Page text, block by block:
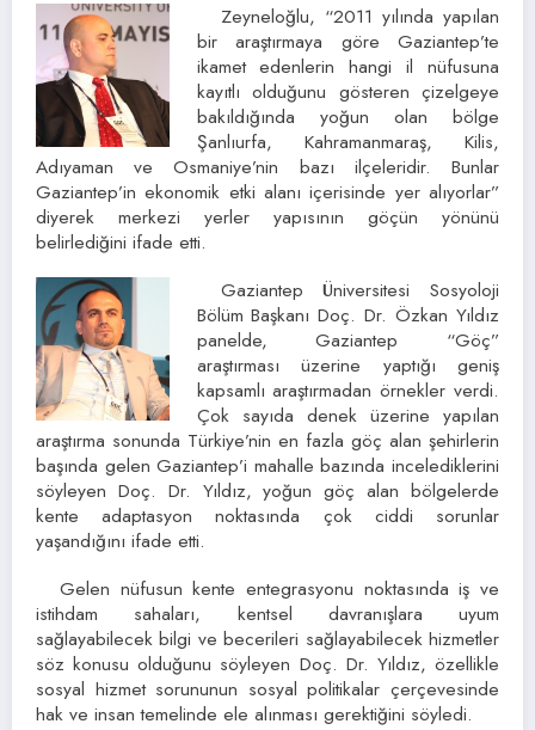
Zeyneloğlu, “2011 yılında yapılan
bir araştırmaya göre Gaziantep’te
ikamet edenlerin hangi il nüfusuna
kayıtlı olduğunu gösteren çizelgeye
bakıldığında yoğun olan bölge
Şanlıurfa, Kahramanmaraş, Kilis,
Adıyaman ve Osmaniye’nin bazı ilçeleridir. Bunlar
Gaziantep’in ekonomik etki alanı içerisinde yer alıyorlar”
diyerek merkezi yerler yapısının göçün yönünü
belirlediğini ifade etti.
Gaziantep Üniversitesi Sosyoloji
Bölüm Başkanı Doç. Dr. Özkan Yıldız
panelde, Gaziantep “Göç”
araştırması üzerine yaptığı geniş
kapsamlı araştırmadan örnekler verdi.
Çok sayıda denek üzerine yapılan
araştırma sonunda Türkiye’nin en fazla göç alan şehirlerin
başında gelen Gaziantep’i mahalle bazında incelediklerini
söyleyen Doç. Dr. Yıldız, yoğun göç alan bölgelerde
kente adaptasyon noktasında çok ciddi sorunlar
yaşandığını ifade etti.
Gelen nüfusun kente entegrasyonu noktasında iş ve
istihdam sahaları, kentsel davranışlara uyum
sağlayabilecek bilgi ve becerileri sağlayabilecek hizmetler
söz konusu olduğunu söyleyen Doç. Dr. Yıldız, özellikle
sosyal hizmet sorununun sosyal politikalar çerçevesinde
hak ve insan temelinde ele alınması gerektiğini söyledi.